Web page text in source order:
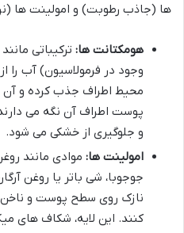
ها (جاذب رطوبت) و امولینت ها
هومکتانت ها: ترکیباتی
وجود در فرمولاسیون) آب را
محیط اطراف جذب کرده و آن
پوست اطراف آن نگه می
و جلوگیری از خشکی می شود.
امولینت ها: موادی مانند
جوجوبا، شی باتر یا روغن
نازک روی سطح پوست و
کنند. این لایه، شکاف های